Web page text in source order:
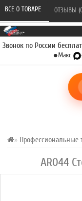
Звонок по России
●Макс
Профессиональные
AR044
ВСЕ О ТОВАРЕ ОТЗЫВЫ